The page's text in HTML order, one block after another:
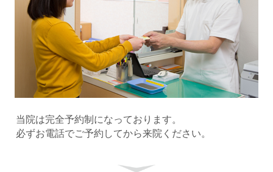
当院は完全予約制になっております。
必ずお電話でご予約してから来院ください。